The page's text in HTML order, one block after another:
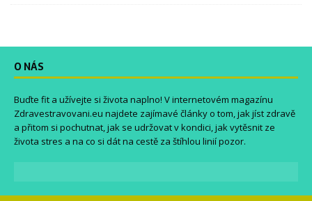
O NÁS
Buďte fit a užívejte si života naplno! V internetovém magazínu
Zdravestravovani.eu najdete zajímavé články o tom, jak jíst zdravě
a přitom si pochutnat, jak se udržovat v kondici, jak vytěsnit ze
života stres a na co si dát na cestě za štíhlou linií pozor.